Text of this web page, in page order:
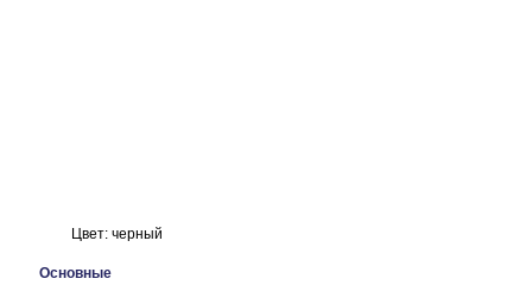
Цвет: черный
Основные